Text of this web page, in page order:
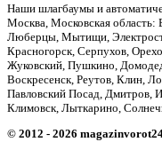
Наши шлагбаумы и
Москва, Московская область:
Люберцы, Мытищи,
Красногорск, Серпухов,
Жуковский, Пушкино,
Воскресенск, Реутов, Клин,
Павловский Посад, Дмитров,
Климовск, Лыткарино,
© 2012 - 2026